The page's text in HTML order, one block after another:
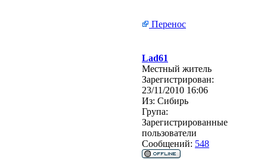
Перенос
Lad61
Местный житель
Зарегистрирован:
23/11/2010 16:06
Из: Сибирь
Група:
Зарегистрированные
пользователи
Сообщений: 548